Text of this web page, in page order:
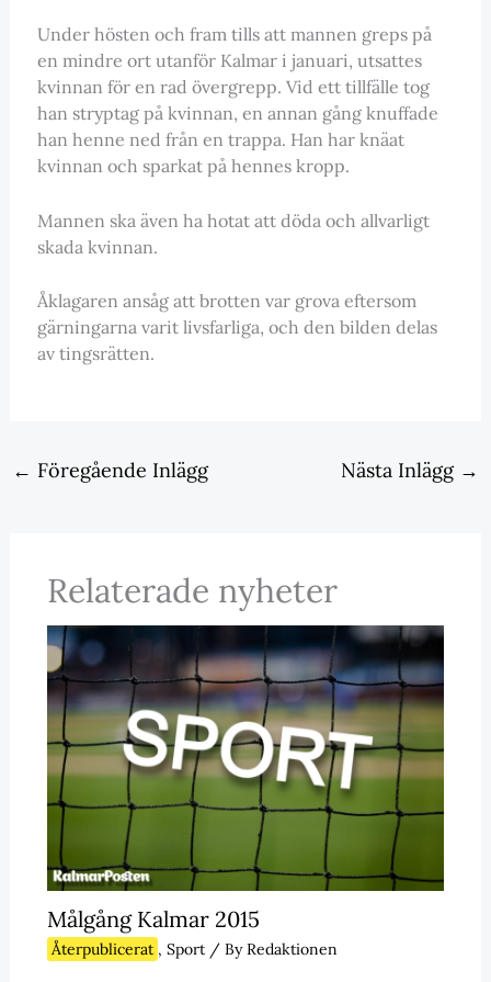
Under hösten och fram tills att mannen greps på
en mindre ort utanför Kalmar i januari, utsattes
kvinnan för en rad övergrepp. Vid ett tillfälle tog
han stryptag på kvinnan, en annan gång knuffade
han henne ned från en trappa. Han har knäat
kvinnan och sparkat på hennes kropp.
Mannen ska även ha hotat att döda och allvarligt
skada kvinnan.
Åklagaren ansåg att brotten var grova eftersom
gärningarna varit livsfarliga, och den bilden delas
av tingsrätten.
← Föregående Inlägg Nästa Inlägg →
Relaterade nyheter
Målgång Kalmar 2015
Återpublicerat , Sport/ ByRedaktionen